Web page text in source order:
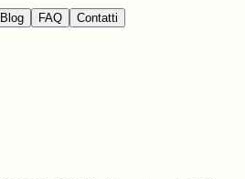
Blog FAQ
Contatti